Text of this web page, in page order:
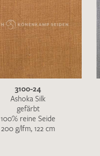
3100-24
Ashoka Silk
gefärbt
100% reine Seide
200 g/lfm, 122 cm